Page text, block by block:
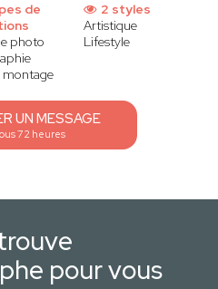
de
photo
montage
2 styles
Artistique
Lifestyle
UN MESSAGE
72 heures
pour vous